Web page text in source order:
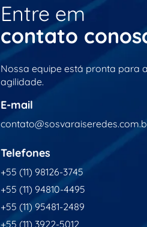
Entre em
contato
Nossa equipe está pronta para
agilidade.
E-mail
Telefones
+55 (11) 98126-3745
+55 (11) 94810-4495
+55 (11) 95481-2489
+55 (11) 3922-5012